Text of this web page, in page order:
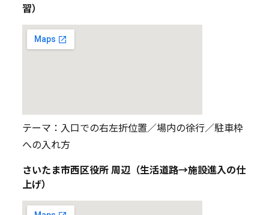
習）
テーマ：入口での右左折位置／場内の徐行／駐車枠
への入れ方
さいたま市西区役所 周辺（生活道路→施設進入の仕
上げ）